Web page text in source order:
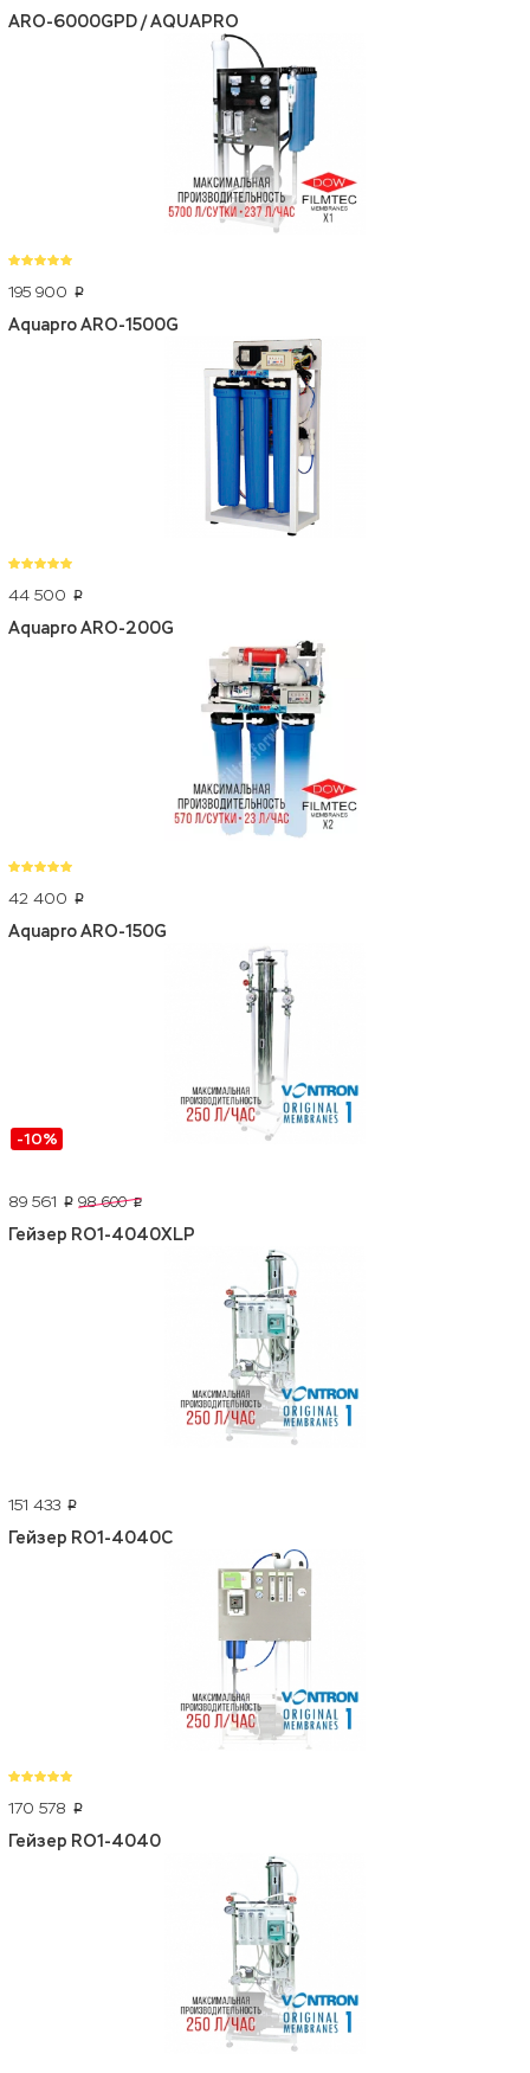
ARO-6000GPD / AQUAPRO
195 900 p
Aquapro ARO-1500G
44 500 p
Aquapro ARO-200G
42 400 p
Aquapro ARO-150G
-10%
89 561 p 98 600 p
Гейзер RO1-4040XLP
151 433 p
Гейзер RO1-4040C
170 578 p
Гейзер RO1-4040